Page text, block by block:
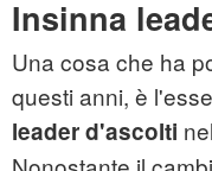
Insinna
Una cosa che ha
questi anni, è
leader d'ascolti